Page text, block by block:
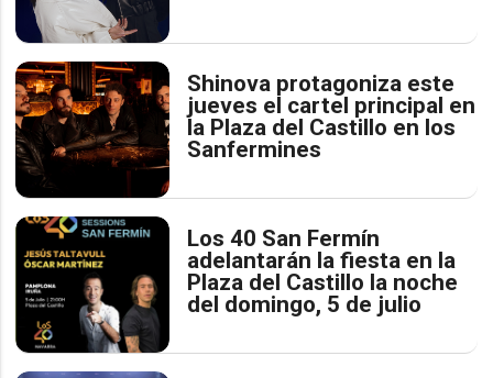
Shinova protagoniza este
jueves el cartel principal en
la Plaza del Castillo en los
Sanfermines
Los 40 San Fermín
adelantarán la fiesta en la
Plaza del Castillo la noche
del domingo, 5 de julio